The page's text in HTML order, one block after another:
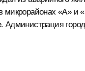
«А» и